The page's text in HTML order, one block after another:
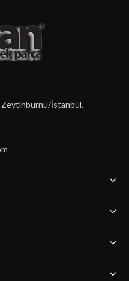
Zeytinburnu/İstanbul.